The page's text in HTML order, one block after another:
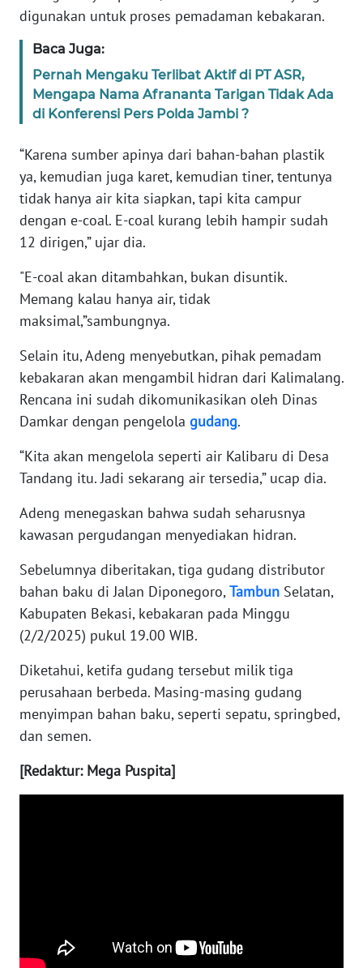
digunakan untuk proses pemadaman kebakaran.
Baca Juga:
Pernah Mengaku Terlibat Aktif di PT ASR,
Mengapa Nama Afrananta Tarigan Tidak Ada
di Konferensi Pers Polda Jambi ?
“Karena sumber apinya dari bahan-bahan plastik
ya, kemudian juga karet, kemudian tiner, tentunya
tidak hanya air kita siapkan, tapi kita campur
dengan e-coal. E-coal kurang lebih hampir sudah
12 dirigen,” ujar dia.
"E-coal akan ditambahkan, bukan disuntik.
Memang kalau hanya air, tidak
maksimal,”sambungnya.
Selain itu, Adeng menyebutkan, pihak pemadam
kebakaran akan mengambil hidran dari Kalimalang.
Rencana ini sudah dikomunikasikan oleh Dinas
Damkar dengan pengelola gudang.
“Kita akan mengelola seperti air Kalibaru di Desa
Tandang itu. Jadi sekarang air tersedia,” ucap dia.
Adeng menegaskan bahwa sudah seharusnya
kawasan pergudangan menyediakan hidran.
Sebelumnya diberitakan, tiga gudang distributor
bahan baku di Jalan Diponegoro,Tambun Selatan,
Kabupaten Bekasi, kebakaran pada Minggu
(2/2/2025) pukul 19.00 WIB.
Diketahui, ketifa gudang tersebut milik tiga
perusahaan berbeda. Masing-masing gudang
menyimpan bahan baku, seperti sepatu, springbed,
dan semen.
[Redaktur: Mega Puspita]
JAMBI
WN
WN
NTB
SULTENG
WN
SULBAR
WN
BABEL
SUMBAR
WN
SUMSEL
WN
BENGKULU
WN
LAMPUNG
WN
NUSANTARA
WN
JOGJA
WN
WN
KALTENG